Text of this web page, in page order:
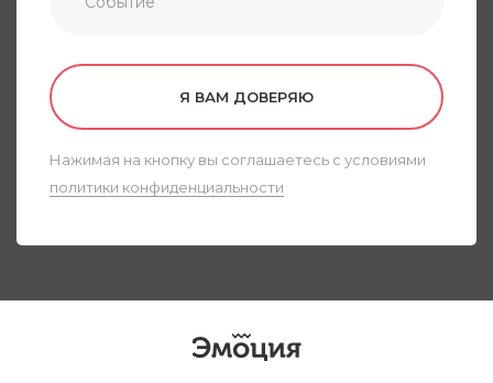
Я ВАМ ДОВЕРЯЮ
Нажимая на кнопку вы соглашаетесь с условиями
политики конфиденциальности